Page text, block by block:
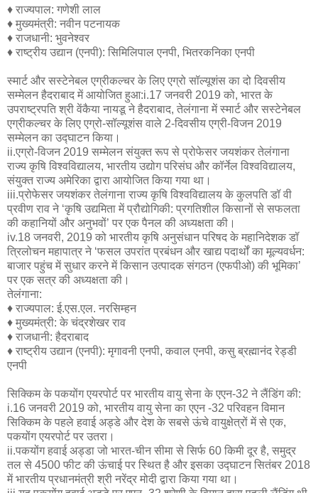
♦ राज्यपाल: गणेशी लाल
♦ मुख्यमंत्री: नवीन पटनायक
♦ राजधानी: भुवनेश्वर
♦ राष्ट्रीय उद्यान (एनपी): सिमिलिपाल एनपी, भितरकनिका एनपी
स्मार्ट और सस्टेनेबल एग्रीकल्चर के लिए एग्रो सॉल्यूशंस का दो दिवसीय
सम्मेलन हैदराबाद में आयोजित हुआ:i.17 जनवरी 2019 को, भारत के
उपराष्ट्रपति श्री वेंकैया नायडू ने हैदराबाद, तेलंगाना में स्मार्ट और सस्टेनेबल
एग्रीकल्चर के लिए एग्रो-सॉल्यूशंस वाले 2-दिवसीय एग्री-विजन 2019
सम्मेलन का उद्घाटन किया।
ii.एग्रो-विजन 2019 सम्मेलन संयुक्त रूप से प्रोफेसर जयशंकर तेलंगाना
राज्य कृषि विश्वविद्यालय, भारतीय उद्योग परिसंघ और कॉर्नेल विश्वविद्यालय,
संयुक्त राज्य अमेरिका द्वारा आयोजित किया गया था।
iii.प्रोफेसर जयशंकर तेलंगाना राज्य कृषि विश्वविद्यालय के कुलपति डॉ वी
प्रवीण राव ने ‘कृषि उद्यमिता में प्रौद्योगिकी: प्रगतिशील किसानों से सफलता
की कहानियों और अनुभवों’ पर एक पैनल की अध्यक्षता की।
iv.18 जनवरी, 2019 को भारतीय कृषि अनुसंधान परिषद के महानिदेशक डॉ
त्रिलोचन महापात्र ने ‘फसल उपरांत प्रबंधन और खाद्य पदार्थों का मूल्यवर्धन:
बाजार पहुंच में सुधार करने में किसान उत्पादक संगठन (एफपीओ) की भूमिका’
पर एक सत्र की अध्यक्षता की।
तेलंगाना:
♦ राज्यपाल: ई.एस.एल. नरसिम्हन
♦ मुख्यमंत्री: के चंद्रशेखर राव
♦ राजधानी: हैदराबाद
♦ राष्ट्रीय उद्यान (एनपी): मृगावनी एनपी, कवाल एनपी, कसु ब्रह्मानंद रेड्डी
एनपी
सिक्किम के पकयोंग एयरपोर्ट पर भारतीय वायु सेना के एएन-32 ने लैंडिंग की:
i.16 जनवरी 2019 को, भारतीय वायु सेना का एएन -32 परिवहन विमान
सिक्किम के पहले हवाई अड्डे और देश के सबसे ऊंचे वायुक्षेत्रों में से एक,
पकयोंग एयरपोर्ट पर उतरा।
ii.पकयोंग हवाई अड्डा जो भारत-चीन सीमा से सिर्फ 60 किमी दूर है, समुद्र
तल से 4500 फीट की ऊंचाई पर स्थित है और इसका उद्घाटन सितंबर 2018
में भारतीय प्रधानमंत्री श्री नरेंद्र मोदी द्वारा किया गया था।